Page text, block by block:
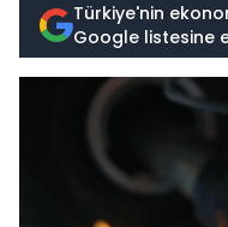
Türkiye'nin
Google listesine